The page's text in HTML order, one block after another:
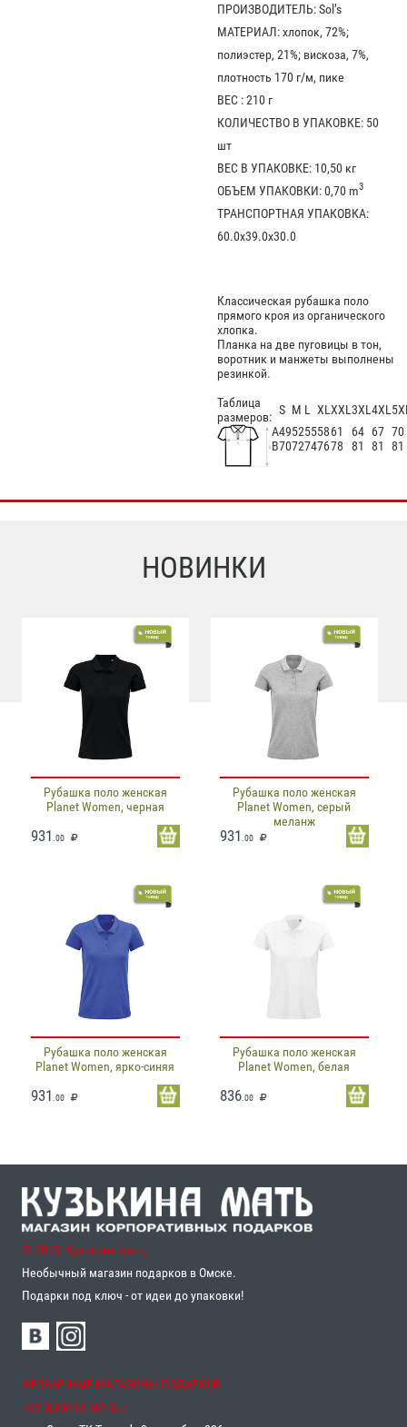
ПРОИЗВОДИТЕЛЬ: Sol’s
МАТЕРИАЛ: хлопок, 72%;
полиэстер, 21%; вискоза, 7%,
плотность 170 г/м, пике
ВЕС : 210 г
КОЛИЧЕСТВО В УПАКОВКЕ: 50
шт
ВЕС В УПАКОВКЕ: 10,50 кг
ОБЪЕМ УПАКОВКИ: 0,70 m3
ТРАНСПОРТНАЯ УПАКОВКА:
60.0x39.0x30.0
Классическая рубашка поло
прямого кроя из органического
хлопка.
Планка на две пуговицы в тон,
воротник и манжеты выполнены
резинкой.
Таблица
размеров: S M L XL XXL 3XL 4XL
А4952555861 64 67 70
В7072747678 81 81 81
НОВИНКИ
Рубашка поло женская
Planet Women, черная
931 .00
Рубашка поло женская
Planet Women, серый
меланж
931 .00
Рубашка поло женская
Planet Women, ярко-синяя
931 .00
Рубашка поло женская
Planet Women, белая
836.00
© 2015, Кузькина мать,
Необычный магазин подарков в Омске.
Подарки под ключ - от идеи до упаковки!
НЕОБЫЧНЫЕ МАГАЗИНЫ ПОДАРКОВ
«‎КУЗЬКИНА МАТЬ»‎: